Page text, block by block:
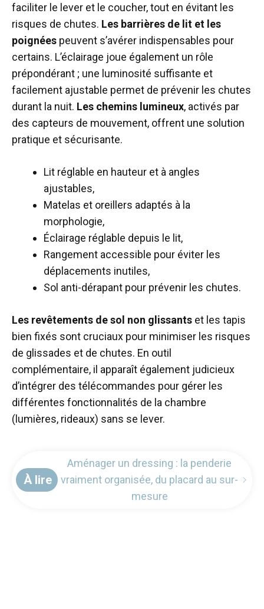
faciliter le lever et le coucher, tout en évitant les
risques de chutes. Les barrières de lit et les
poignées peuvent s’avérer indispensables pour
certains. L’éclairage joue également un rôle
prépondérant ; une luminosité suffisante et
facilement ajustable permet de prévenir les chutes
durant la nuit. Les chemins lumineux, activés par
des capteurs de mouvement, offrent une solution
pratique et sécurisante.
Lit réglable en hauteur et à angles
ajustables,
Matelas et oreillers adaptés à la
morphologie,
Éclairage réglable depuis le lit,
Rangement accessible pour éviter les
déplacements inutiles,
Sol anti-dérapant pour prévenir les chutes.
Les revêtements de sol non glissants et les tapis
bien fixés sont cruciaux pour minimiser les risques
de glissades et de chutes. En outil
complémentaire, il apparaît également judicieux
d’intégrer des télécommandes pour gérer les
différentes fonctionnalités de la chambre
(lumières, rideaux) sans se lever.
À lire
Aménager un dressing : la penderie
vraiment organisée, du placard au sur-
mesure